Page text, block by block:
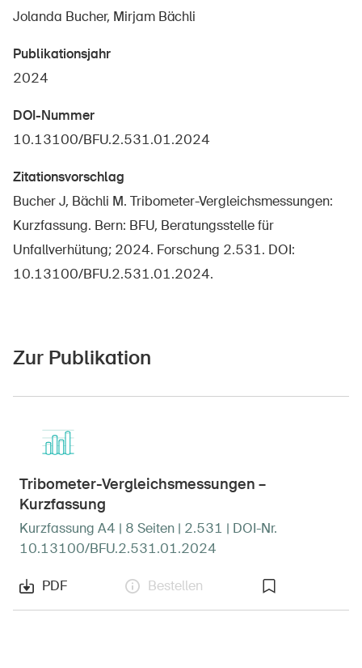
Offene Stellen
Sicherheitsdelegierte & Gemeinden
Jolanda Bucher, Mirjam Bächli
Publikationsjahr
2024
DOI-Nummer
10.13100/BFU.2.531.01.2024
Zitationsvorschlag
Bucher J, Bächli M. Tribometer-Vergleichsmessungen:
Kurzfassung. Bern: BFU, Beratungsstelle für
Unfallverhütung; 2024. Forschung 2.531. DOI:
10.13100/BFU.2.531.01.2024.
Zur Publikation
Tribometer-Vergleichsmessungen –
Kurzfassung
Kurzfassung A4 | 8 Seiten | 2.531 | DOI-Nr.
10.13100/BFU.2.531.01.2024
PDF Bestellen